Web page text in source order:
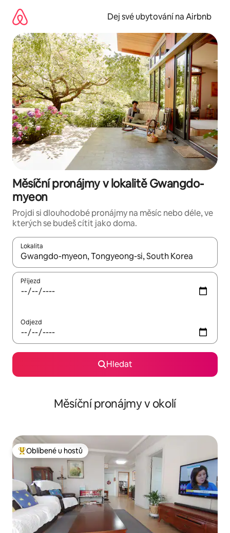
obsah
Dej své ubytování na Airbnb
Měsíční pronájmy v lokalitě Gwangdo-
myeon
Projdi si dlouhodobé pronájmy na měsíc nebo déle, ve
kterých se budeš cítit jako doma.
Lokalita
Až budou výsledky k dispozici, můžeš si je procházet pomocí
Příjezd
Odjezd
Hledat
Měsíční pronájmy v okolí
Nejlepší v kategorii Oblíbené u hostů
Oblíbené u hostů